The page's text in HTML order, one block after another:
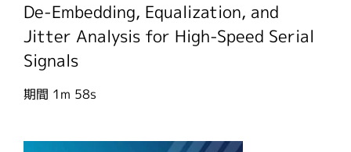
De-Embedding, Equalization, and
Jitter Analysis for High-Speed Serial
Signals
期間 1m 58s